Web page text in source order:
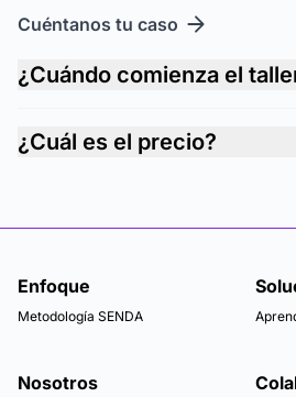
Cuéntanos tu caso
¿Cuándo comienza el
¿Cuál es el precio?
Enfoque
Metodología SENDA
Nosotros